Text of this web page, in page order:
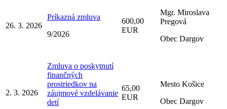
26. 3. 2026
Príkazná zmluva
9/2026
600,00
EUR
Mgr. Miroslava
Pregová
Obec Dargov
2. 3. 2026
Zmluva o poskytnutí
finančných
prostriedkov na
záujmové vzdelávanie
detí
65,00
EUR
Mesto Košice
Obec Dargov